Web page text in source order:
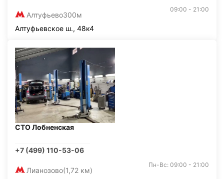
Алтуфьево300м
09:00 - 21:00
Алтуфьевское ш., 48к4
СТО Лобненская
+7 (499) 110-53-06
Лианозово(1,72 км)
Пн-Вс: 09:00 - 21:00